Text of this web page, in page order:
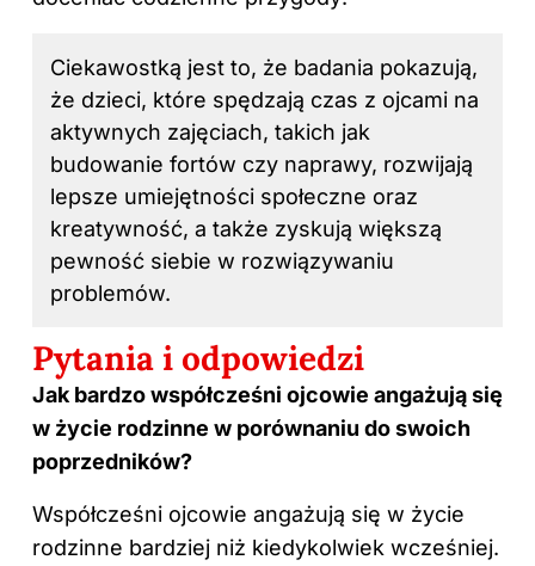
Ciekawostką jest to, że badania pokazują,
że dzieci, które spędzają czas z ojcami na
aktywnych zajęciach, takich jak
budowanie fortów czy naprawy, rozwijają
lepsze umiejętności społeczne oraz
kreatywność, a także zyskują większą
pewność siebie w rozwiązywaniu
problemów.
Pytania i odpowiedzi
Jak bardzo współcześni ojcowie angażują się
w życie rodzinne w porównaniu do swoich
poprzedników?
Współcześni ojcowie angażują się w życie
rodzinne bardziej niż kiedykolwiek wcześniej.